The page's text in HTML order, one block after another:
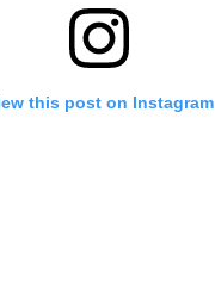
this post on Instagram